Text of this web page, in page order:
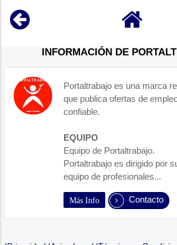
INFORMACIÓN DE
Portaltrabajo es una marca
que publica ofertas de
confiable.
EQUIPO
Equipo de Portaltrabajo.
Portaltrabajo es dirigido por
equipo de profesionales...
Más Info Contacto